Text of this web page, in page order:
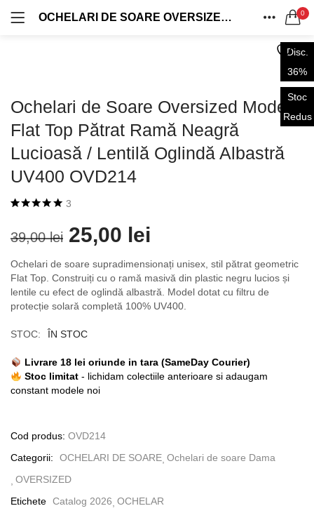
OCHELARI DE SOARE OVERSIZED MODEL FLAT TOP PĂTRAT RAMĂ NEAGRĂ LUCIOASĂ / LENTILĂ OGLINDĂ ALBASTRĂ UV400 OVD214 0
DISTRIBUIE
Ține-mă minte
Ai uitat parola?
CASUAL
0 produse
WAYFARER
31 produse
RETRO
Disc.
36%
Stoc
Redus
Ochelari de Soare Oversized Model
Flat Top Pătrat Ramă Neagră
Lucioasă / Lentilă Oglindă Albastră
UV400 OVD214
baza aevaluări
de la clienți
3
39,00lei 25,00 lei
Ochelari de soare supradimensionați unisex, stil pătrat geometric
Flat Top. Construiți cu o ramă masivă din plastic negru lucios și
lentile cu efect de oglindă albastră. Model dotat cu filtru de
protecție solară completă 100% UV400.
STOC: ÎN STOC
Livrare 18 lei oriunde in tara (SameDay Courier)
Stoc limitat- lichidam colectiile anterioare si adaugam
constant modele noi
Cod produs: OVD214
Categorii:
OCHELARI DE SOARE Ochelari de soare Dama
OVERSIZED
Etichete Catalog 2026 OCHELAR